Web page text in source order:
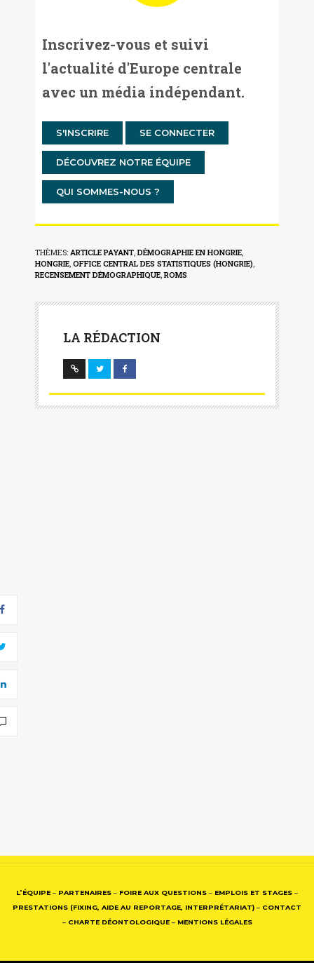
Inscrivez-vous et suivi
l'actualité d'Europe centrale
avec un média indépendant.
S'INSCRIRE SE CONNECTER
DÉCOUVREZ NOTRE ÉQUIPE
QUI SOMMES-NOUS ?
THÈMES: ARTICLE PAYANT ,DÉMOGRAPHIE EN HONGRIE
HONGRIE OFFICE CENTRAL DES STATISTIQUES (HONGRIE)
RECENSEMENT DÉMOGRAPHIQUE ,ROMS
LA RÉDACTION
L’ÉQUIPE – PARTENAIRES – FOIRE AUX QUESTIONS – EMPLOIS ET STAGES –
PRESTATIONS (FIXING, AIDE AU REPORTAGE, INTERPRÉTARIAT) – CONTACT
– CHARTE DÉONTOLOGIQUE– MENTIONS LÉGALES